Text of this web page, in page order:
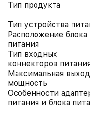
Тип продукта
Тип устройства
Расположение блока
питания
Тип входных
коннекторов питания
Максимальная
мощность
Особенности
питания и блока